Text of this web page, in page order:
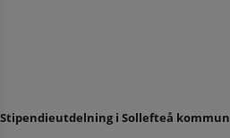
Stipendieutdelning i Sollefteå kommun